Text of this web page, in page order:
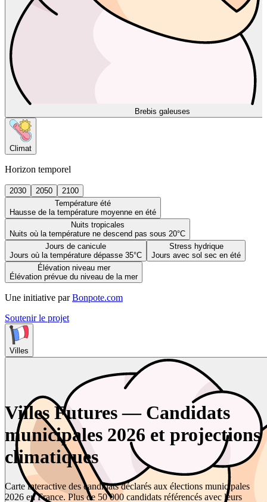
Brebis galeuses
Climat
Horizon temporel
2030 2050
2100
Température été
Hausse de la température moyenne en été
Nuits tropicales
Nuits où la température ne descend pas sous 20°C
Jours de canicule
Jours où la température dépasse 35°C
Stress hydrique
Jours avec sol sec en été
Élévation niveau mer
Élévation prévue du niveau de la mer
Une initiative par Bonpote.com
Soutenir le projet
Villes
Villes Futures — Candidats
municipales 2026 et projections
climatiques
Carte interactive des candidats déclarés aux élections municipales
2026 en France. Plus de 50 000 candidats référencés avec leurs